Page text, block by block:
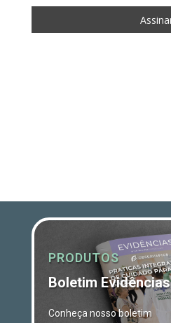
PRODUTOS
Boletim Evidências
Conheça nosso boletim